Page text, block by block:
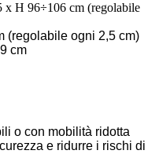
x H 96÷106 cm (regolabile
(regolabile ogni 2,5 cm)
cm
o con mobilità ridotta
e ridurre i rischi di